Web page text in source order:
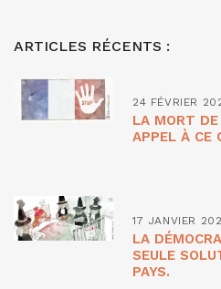
ARTICLES RÉCENTS :
24 FÉVRIER
LA MORT
APPEL À CE
17 JANVIER
LA
SEULE
PAYS.